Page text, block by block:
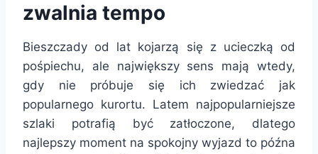
zwalnia tempo
Bieszczady od lat kojarzą się z ucieczką od
pośpiechu, ale największy sens mają wtedy,
gdy nie próbuje się ich zwiedzać jak
popularnego kurortu. Latem najpopularniejsze
szlaki potrafią być zatłoczone, dlatego
najlepszy moment na spokojny wyjazd to późna